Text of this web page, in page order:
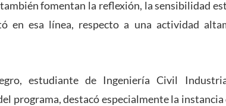
fomentan la reflexión, la sensibilidad
en esa línea, respecto a una actividad
estudiante de Ingeniería Civil
programa, destacó especialmente la